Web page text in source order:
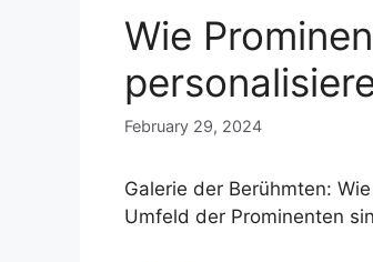
Wie
February 29, 2024
Galerie der Berühmten:
Umfeld der Prominenten